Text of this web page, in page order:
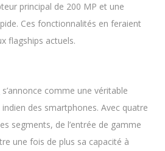
principal de 200 MP et une
Ces fonctionnalités en feraient
flagships actuels.
s’annonce comme une véritable
des smartphones. Avec quatre
segments, de l’entrée de gamme
une fois de plus sa capacité à